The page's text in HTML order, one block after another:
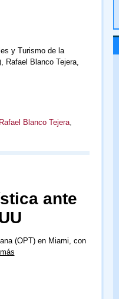
y Turismo de la
Rafael Blanco Tejera,
Rafael Blanco Tejera,
ante
(OPT) en Miami, con